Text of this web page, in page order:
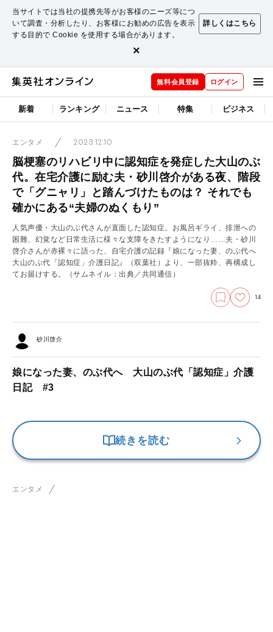
当サイトでは当社の提携先等がお客様のニーズ等につ
いて調査・分析したり、お客様にお勧めの広告を表示
する目的で Cookie を使用する場合があります。
詳しくはこちら
×
無料会員登録 ログイン
新着 ランキング ニュース 特集 ビジネス
エンタメ 2023.12.10
脳梗塞のリハビリ中に認知症を発症した大山のぶ
代。在宅介護に励む夫・砂川啓介がある夜、階段
で「グニャリ」と踏んづけたものは？ それでも
確かにある“夫婦のぬくもり”
人気声優・大山のぶ代さんが直面した認知症。お風呂ギライ、排泄への
困難、幻覚など日常生活に様々な支障をきたすようになり……夫・砂川
啓介さんが赤裸々に語った、自宅介護の記録『娘になった妻、のぶ代へ
大山のぶ代「認知症」介護日記』（双葉社）より、一部抜粋、再構成し
てお届けする。（サムネイル：出典／共同通信）
14
砂川啓介
娘になった妻、のぶ代へ 大山のぶ代「認知症」介護
日記 #3
続きを読む
エンタメ